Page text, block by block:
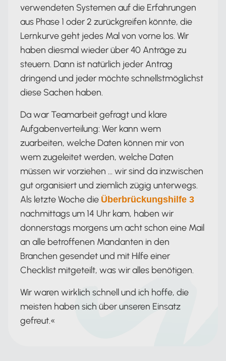
verwendeten Systemen auf die Erfahrungen
aus Phase 1 oder 2 zurückgreifen könnte, die
Lernkurve geht jedes Mal von vorne los. Wir
haben diesmal wieder über 40 Anträge zu
steuern. Dann ist natürlich jeder Antrag
dringend und jeder möchte schnellstmöglichst
diese Sachen haben.
Da war Teamarbeit gefragt und klare
Aufgabenverteilung: Wer kann wem
zuarbeiten, welche Daten können mir von
wem zugeleitet werden, welche Daten
müssen wir vorziehen … wir sind da inzwischen
gut organisiert und ziemlich zügig unterwegs.
Als letzte Woche die Überbrückungshilfe 3
nachmittags um 14 Uhr kam, haben wir
donnerstags morgens um acht schon eine Mail
an alle betroffenen Mandanten in den
Branchen gesendet und mit Hilfe einer
Checklist mitgeteilt, was wir alles benötigen.
Wir waren wirklich schnell und ich hoffe, die
meisten haben sich über unseren Einsatz
gefreut.«